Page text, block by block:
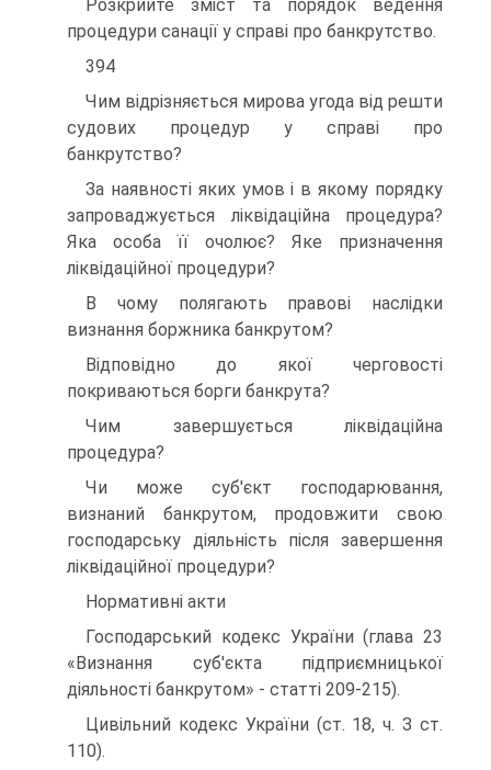
Розкрийте зміст та порядок ведення
процедури санації у справі про банкрутство.
394
Чим відрізняється мирова угода від решти
судових процедур у справі про
банкрутство?
За наявності яких умов і в якому порядку
запроваджується ліквідаційна процедура?
Яка особа її очолює? Яке призначення
ліквідаційної процедури?
В чому полягають правові наслідки
визнання боржника банкрутом?
Відповідно до якої черговості
покриваються борги банкрута?
Чим завершується ліквідаційна
процедура?
Чи може суб'єкт господарювання,
визнаний банкрутом, продовжити свою
господарську діяльність після завершення
ліквідаційної процедури?
Нормативні акти
Господарський кодекс України (глава 23
«Визнання суб'єкта підприємницької
діяльності банкрутом» - статті 209-215).
Цивільний кодекс України (ст. 18, ч. З ст.
110).